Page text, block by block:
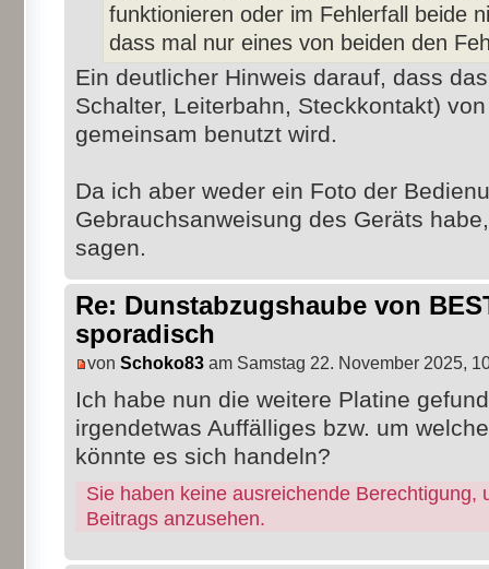
funktionieren oder im Fehlerfall beide
dass mal nur eines von beiden den
Ein deutlicher Hinweis darauf, dass
Schalter, Leiterbahn, Steckkontakt)
gemeinsam benutzt wird.
Da ich aber weder ein Foto der
Gebrauchsanweisung des Geräts
sagen.
Re: Dunstabzugshaube von
sporadisch
von Schoko83 am Samstag 22. November 2025,
Ich habe nun die weitere Platine
irgendetwas Auffälliges bzw. um
könnte es sich handeln?
Sie haben keine ausreichende Berechtigung,
Beitrags anzusehen.